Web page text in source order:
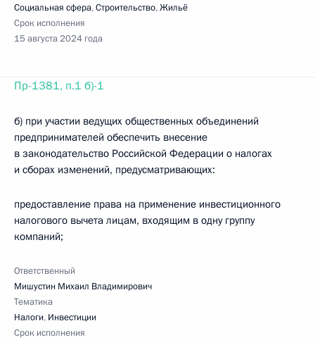
Социальная сфера,Строительство,Жильё
Срок исполнения
15 августа 2024 года
Пр-1381, п.1 б)-1
б) при участии ведущих общественных объединений
предпринимателей обеспечить внесение
в законодательство Российской Федерации о налогах
и сборах изменений, предусматривающих:
предоставление права на применение инвестиционного
налогового вычета лицам, входящим в одну группу
компаний;
Ответственный
Мишустин Михаил Владимирович
Тематика
Налоги, Инвестиции
Срок исполнения